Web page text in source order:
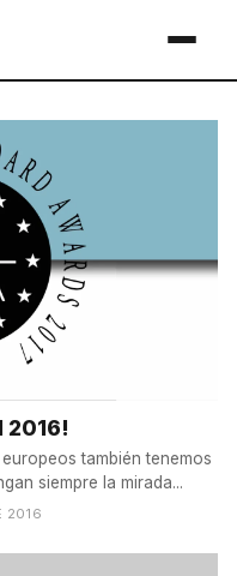
2016!
también tenemos
siempre la mirada...
2016